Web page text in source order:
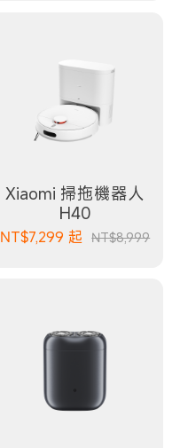
Xiaomi 掃拖機器人
H40
NT$7,299 起 NT$8,999